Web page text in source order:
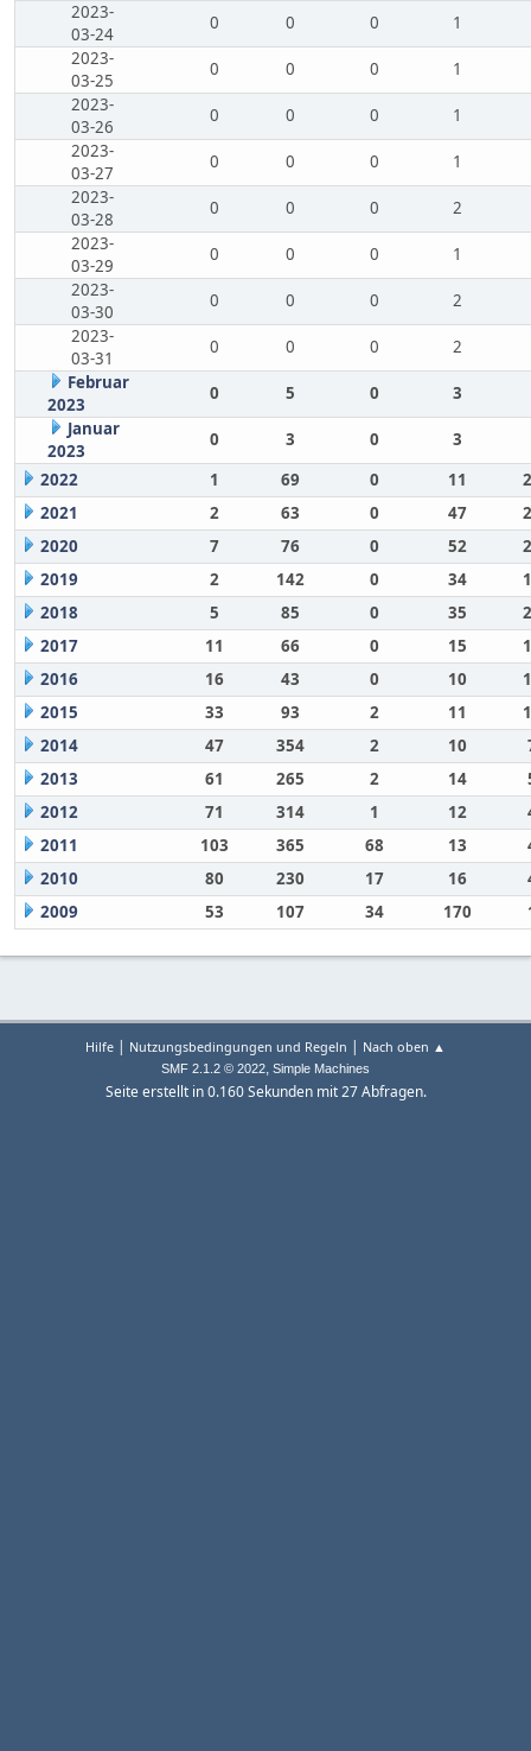
2023-
03-24
0 0 0
1
2023-
03-25
0 0 0
1
2023-
03-26
0 0 0
1
2023-
03-27
0 0 0
1
2023-
03-28
0 0 0
2
2023-
03-29
0 0 0
1
2023-
03-30
0 0 0
2
2023-
03-31
0 0 0
2
Februar
2023
0 5 0
3
Januar
2023
0 3 0
3
2022
1 69 0 11
2021
2 63 0 47
2020
7 76 0 52
2019
2 142 0 34
2018
5 85 0 35
2017
11 66 0 15
2016
16 43 0 10
2015
33 93 2 11
2014
47 354 2 10
2013
61 265 2 14
2012
71 314 1 12
2011
103 365 68 13
2010
80 230 17 16
2009
53 107 34 170
Hilfe | Nutzungsbedingungen und Regeln | Nach oben ▲
SMF 2.1.2 © 2022, Simple Machines
Seite erstellt in 0.160 Sekunden mit 27 Abfragen.